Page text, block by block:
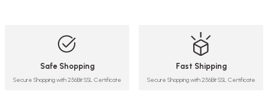
Safe Shopping
Secure Shopping with 256Bit SSL Certificate
Fast Shipping
Secure Shopping with 256Bit SSL Certificate